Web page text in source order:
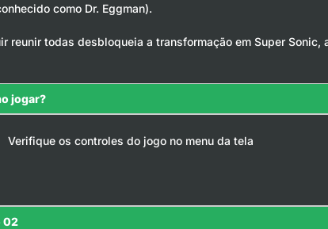
como Dr. Eggman).
reunir todas desbloqueia a transformação em Super Sonic,
jogar?
Verifique os controles do jogo no menu da tela
02